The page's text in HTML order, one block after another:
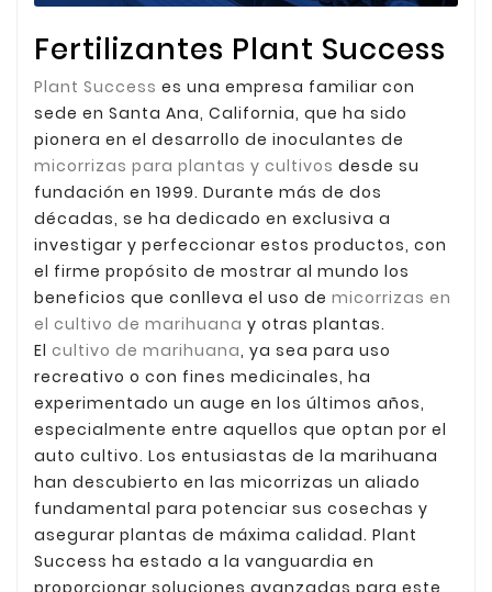
Fertilizantes Plant Success
Plant Success es una empresa familiar con
sede en Santa Ana, California, que ha sido
pionera en el desarrollo de inoculantes de
micorrizas para plantas y cultivos desde su
fundación en 1999. Durante más de dos
décadas, se ha dedicado en exclusiva a
investigar y perfeccionar estos productos, con
el firme propósito de mostrar al mundo los
beneficios que conlleva el uso de micorrizas en
el cultivo de marihuana y otras plantas.
El cultivo de marihuana, ya sea para uso
recreativo o con fines medicinales, ha
experimentado un auge en los últimos años,
especialmente entre aquellos que optan por el
auto cultivo. Los entusiastas de la marihuana
han descubierto en las micorrizas un aliado
fundamental para potenciar sus cosechas y
asegurar plantas de máxima calidad. Plant
Success ha estado a la vanguardia en
proporcionar soluciones avanzadas para este